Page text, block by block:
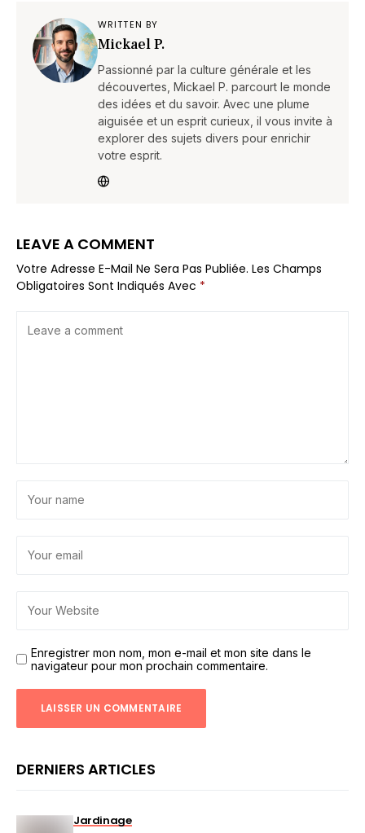
WRITTEN BY
Mickael P.
Passionné par la culture générale et les
découvertes, Mickael P. parcourt le monde
des idées et du savoir. Avec une plume
aiguisée et un esprit curieux, il vous invite à
explorer des sujets divers pour enrichir
votre esprit.
LEAVE A COMMENT
Votre Adresse E-Mail Ne Sera Pas Publiée. Les Champs
Obligatoires Sont Indiqués Avec *
Enregistrer mon nom, mon e-mail et mon site dans le
navigateur pour mon prochain commentaire.
DERNIERS ARTICLES
Jardinage